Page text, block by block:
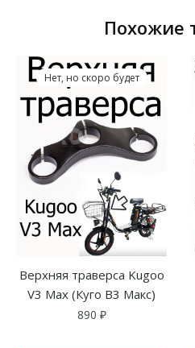
Похожие
Нет, но скоро будет
Верхняя траверса Kugoo
V3 Max (Куго В3 Макс)
890 ₽